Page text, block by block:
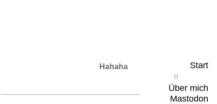
Start
Über mich
Mastodon
Hahaha